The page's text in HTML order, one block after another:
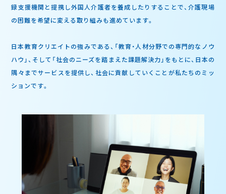
録支援機関と提携し外国人介護者を養成したりすることで、介護現場
の困難を希望に変える取り組みも進めています。
日本教育クリエイトの強みである、「教育・人材分野での専門的なノウ
ハウ」、そして「社会のニーズを踏まえた課題解決力」をもとに、日本の
隅々までサービスを提供し、社会に貢献していくことが私たちのミッ
ションです。